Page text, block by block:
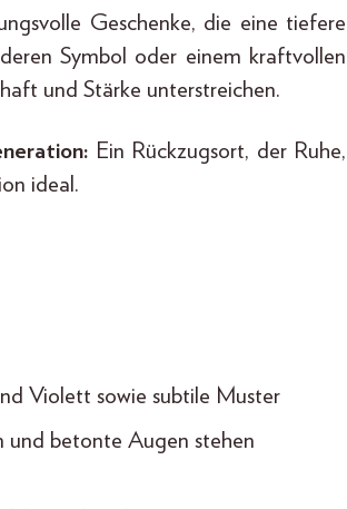
Geschenke, die eine tiefere
Symbol oder einem kraftvollen
und Stärke unterstreichen.
Ein Rückzugsort, der Ruhe,
ideal.
Violett sowie subtile Muster
und betonte Augen stehen